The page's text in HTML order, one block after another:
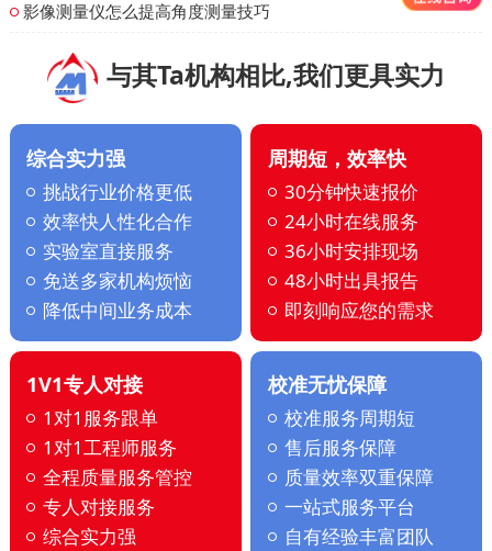
影像测量仪怎么提高角度测量技巧
与其Ta机构相比,我们更具实力
综合实力强
挑战行业价格更低
效率快人性化合作
实验室直接服务
免送多家机构烦恼
降低中间业务成本
周期短，效率快
30分钟快速报价
24小时在线服务
36小时安排现场
48小时出具报告
即刻响应您的需求
1V1专人对接
1对1服务跟单
1对1工程师服务
全程质量服务管控
专人对接服务
综合实力强
校准无忧保障
校准服务周期短
售后服务保障
质量效率双重保障
一站式服务平台
自有经验丰富团队